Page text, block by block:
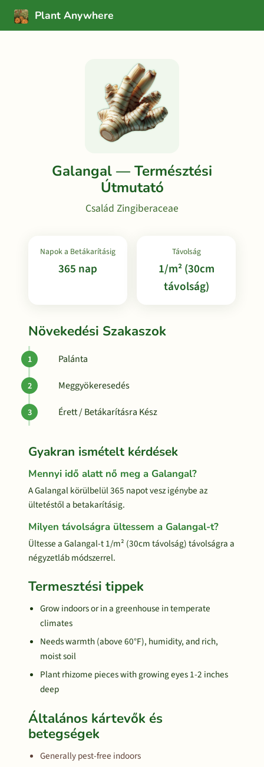
Plant Anywhere
Galangal — Természtési
Útmutató
Család Zingiberaceae
Napok a Betákarításig
365 nap
Távolság
1/m² (30cm
távolság)
Növekedési Szakaszok
Palánta
Meggyökeresedés
Érett / Betákarításra Kész
Gyakran ismételt kérdések
Mennyi idő alatt nő meg a Galangal?
A Galangal körülbelül 365 napot vesz igénybe az
ültetéstől a betakarításig.
Milyen távolságra ültessem a Galangal-t?
Ültesse a Galangal-t 1/m² (30cm távolság) távolságra a
négyzetláb módszerrel.
Termesztési tippek
Grow indoors or in a greenhouse in temperate
climates
Needs warmth (above 60°F), humidity, and rich,
moist soil
Plant rhizome pieces with growing eyes 1-2 inches
deep
Általános kártevők és
betegségek
Generally pest-free indoors